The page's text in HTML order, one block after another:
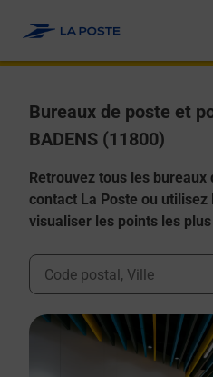
Bureaux de poste et
BADENS (11800)
Retrouvez tous les bureaux
contact La Poste ou
visualiser les points les
Ville, Département, Code